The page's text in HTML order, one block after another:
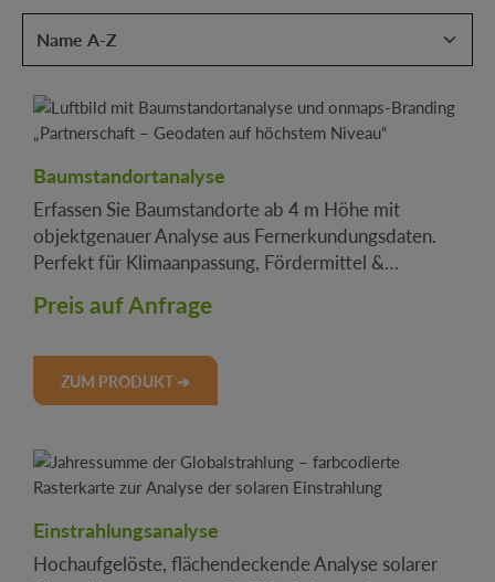
Baumstandortanalyse
Erfassen Sie Baumstandorte ab 4 m Höhe mit
objektgenauer Analyse aus Fernerkundungsdaten.
Perfekt für Klimaanpassung, Fördermittel &
Preis auf Anfrage
ZUM PRODUKT ➔
Einstrahlungsanalyse
Hochaufgelöste, flächendeckende Analyse solarer